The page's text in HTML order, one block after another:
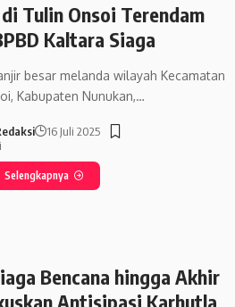
Tulin Onsoi Terendam
Kaltara Siaga
besar melanda wilayah Kecamatan
Kabupaten Nunukan,…
16 Juli 2025
Selengkapnya
Bencana hingga Akhir